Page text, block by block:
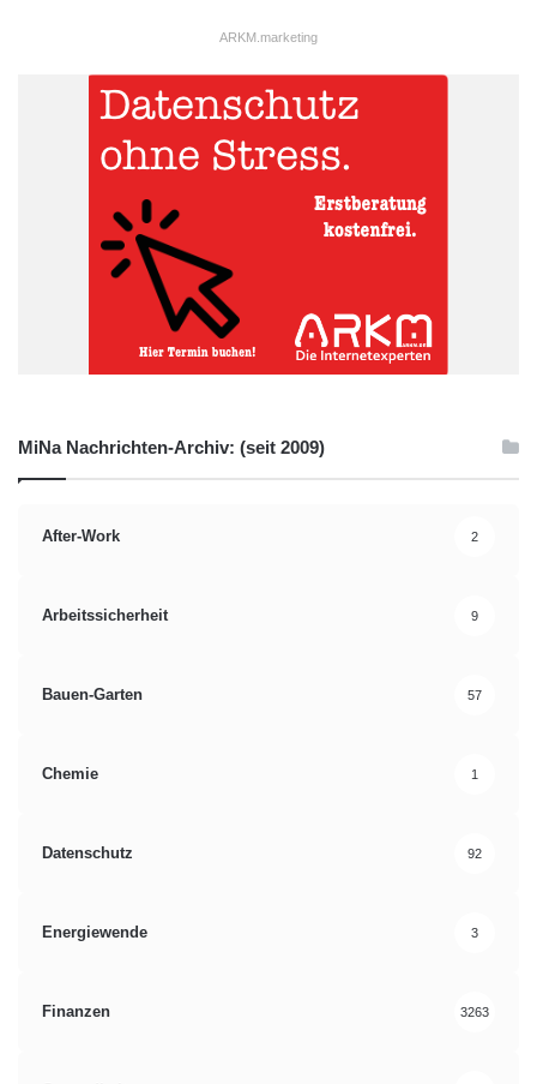
ARKM.marketing
MiNa Nachrichten-Archiv: (seit 2009)
After-Work 2
Arbeitssicherheit 9
Bauen-Garten 57
Chemie 1
Datenschutz 92
Energiewende 3
Finanzen 3263